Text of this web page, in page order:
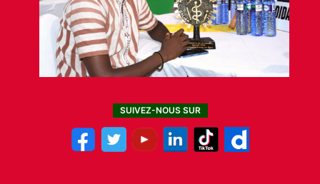
SUIVEZ-NOUS SUR